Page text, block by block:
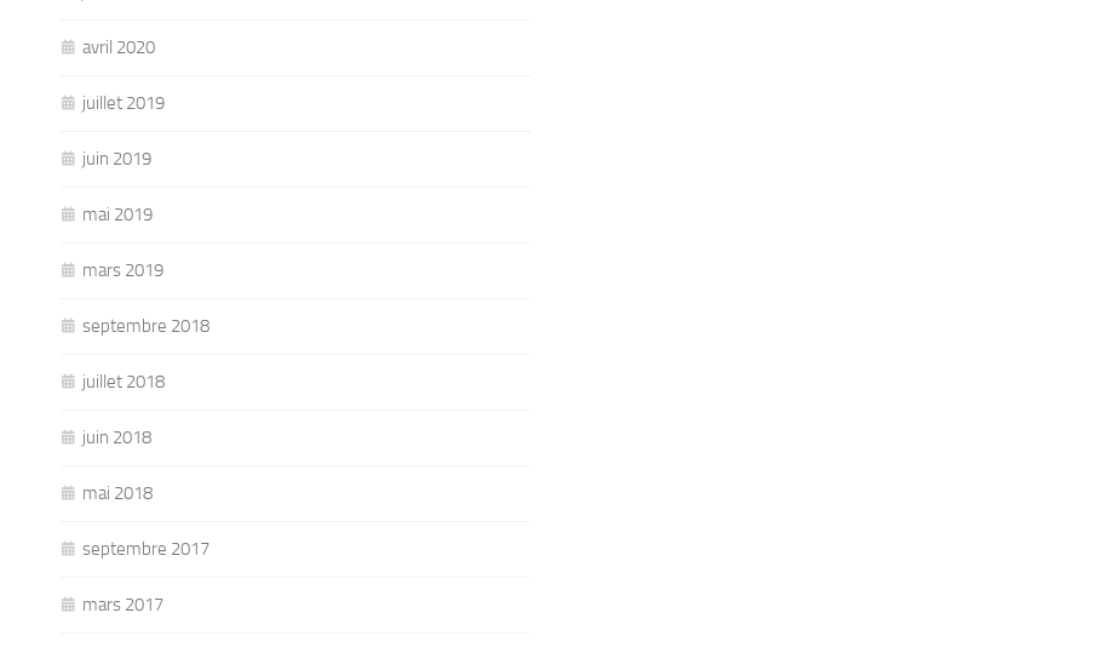
avril 2020
juillet 2019
juin 2019
mai 2019
mars 2019
septembre 2018
juillet 2018
juin 2018
mai 2018
septembre 2017
mars 2017